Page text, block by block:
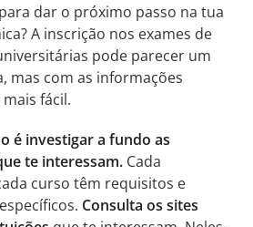
dar o próximo passo na tua
A inscrição nos exames de
pode parecer um
mas com as informações
fácil.
é investigar a fundo as
te interessam. Cada
curso têm requisitos e
Consulta os sites